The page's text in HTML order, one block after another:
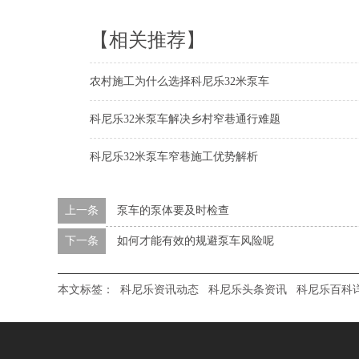
【相关推荐】
农村施工为什么选择科尼乐32米泵车
科尼乐32米泵车解决乡村窄巷通行难题
科尼乐32米泵车窄巷施工优势解析
上一条 泵车的泵体要及时检查
下一条 如何才能有效的规避泵车风险呢
本文标签： 科尼乐资讯动态 科尼乐头条资讯 科尼乐百科